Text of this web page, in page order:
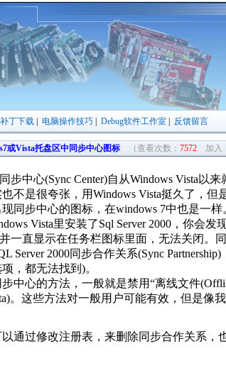
补丁下载 电脑操作技巧 Debug软件工作室 反馈留言
或Vista托盘区中同步中心图标 （查看次数： 7572 加入
中心(Sync Center)自从Windows Vista以来
不是很夸张，用Windows Vista挺久了，但
同步中心的图标，在windows 7中也是一
Vista里安装了Sql Server 2000，你会发
一直显示在任务栏图标里面，无法关闭。
Server 2000同步合作关系(Sync
，都无法找到)。
心的方法，一般就是禁用“离线文件
。这些方法对一般用户可能有效，但是像
过修改注册表，来删除同步合作关系，